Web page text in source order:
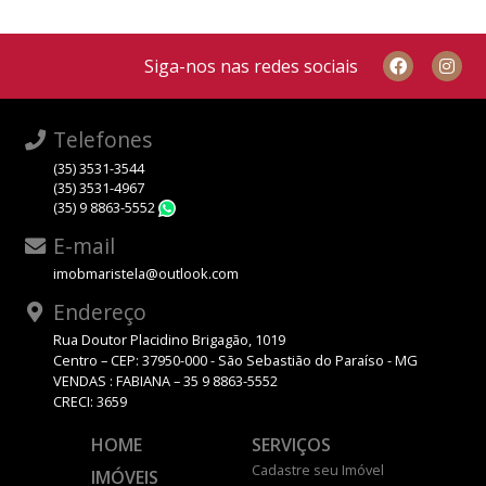
Siga-nos nas redes sociais
Telefones
(35) 3531-3544
(35) 3531-4967
(35) 9 8863-5552
E-mail
imobmaristela@outlook.com
Endereço
Rua Doutor Placidino Brigagão, 1019
Centro – CEP: 37950-000 - São Sebastião do Paraíso - MG
VENDAS : FABIANA – 35 9 8863-5552
CRECI: 3659
HOME
IMÓVEIS
SERVIÇOS
Cadastre seu Imóvel